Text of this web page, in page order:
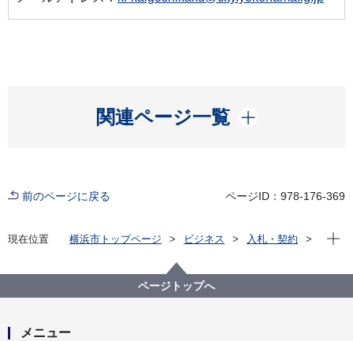
関連ページ一覧
開く
前のページに戻る ページID：978-176-369
現在位置 横浜市トップページ ビジネス
入札・契約
（※終了しました）【公募型⾒積合せ】負担限度額認
定勧奨通知印字及び封⼊封かん等業務委託
現在
ページトップへ
メニュー